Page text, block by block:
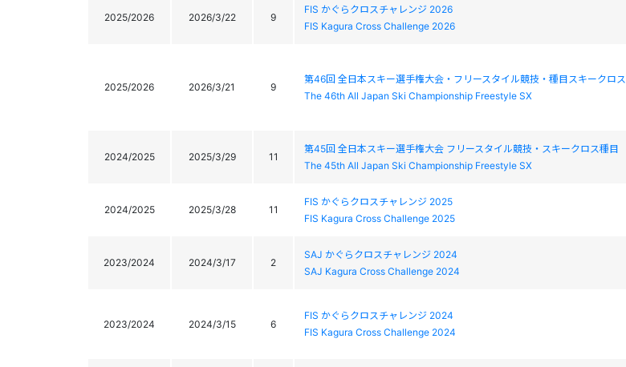
2025/2026 2026/3/22 9
FIS かぐらクロスチャレンジ 2026
FIS Kagura Cross Challenge 2026
2025/2026 2026/3/21 9
第46回 全日本スキー選手権大会・フリースタイル競技・種目スキークロス
The 46th All Japan Ski Championship Freestyle SX
2024/2025 2025/3/29 11
第45回 全日本スキー選手権大会 フリースタイル競技・スキークロス種目
The 45th All Japan Ski Championship Freestyle SX
2024/2025 2025/3/28 11
FIS かぐらクロスチャレンジ 2025
FIS Kagura Cross Challenge 2025
2023/2024 2024/3/17 2
SAJ かぐらクロスチャレンジ 2024
SAJ Kagura Cross Challenge 2024
2023/2024 2024/3/15 6
FIS かぐらクロスチャレンジ 2024
FIS Kagura Cross Challenge 2024